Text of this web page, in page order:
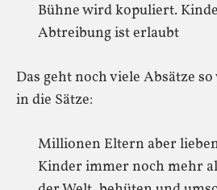
Bühne wird kopuliert.
Abtreibung ist erlaubt
Das geht noch viele Absätze
in die Sätze:
Millionen Eltern aber
Kinder immer noch mehr